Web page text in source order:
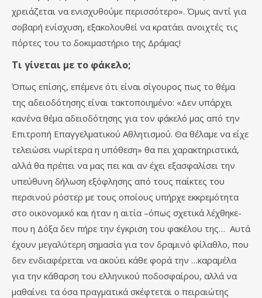
χρειάζεται να ενισχυθούμε περισσότερο». Όμως αντί για
σοβαρή ενίσχυση, εξακολουθεί να κρατάει ανοιχτές τις
πόρτες του το δοκιμαστήριο της Δράμας!
Τι γίνεται με το φάκελο;
Όπως επίσης, επέμενε ότι είναι σίγουρος πως το θέμα
της αδειοδότησης είναι τακτοποιημένο: «Δεν υπάρχει
κανένα θέμα αδειοδότησης για τον φάκελό μας από την
Επιτροπή Επαγγελματικού Αθλητισμού. Θα θέλαμε να είχε
τελειώσει νωρίτερα η υπόθεση» θα πει χαρακτηριστικά,
αλλά θα πρέπει να μας πει και αν έχει εξασφαλίσει την
υπεύθυνη δήλωση εξόφλησης από τους παίκτες του
περσινού ρόστερ με τους οποίους υπήρχε εκκρεμότητα
στο οικονομικό και ήταν η αιτία –όπως σχετικά λέχθηκε-
που η Δόξα δεν πήρε την έγκριση του φακέλου της… Αυτά
έχουν μεγαλύτερη σημασία για τον δραμινό φίλαθλο, που
δεν ενδιαφέρεται να ακούει κάθε φορά την …καραμέλα
για την κάθαρση του ελληνικού ποδοσφαίρου, αλλά να
μαθαίνει τα όσα πραγματικά σκέφτεται ο πειραιώτης